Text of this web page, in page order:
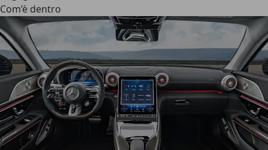
Com’è dentro